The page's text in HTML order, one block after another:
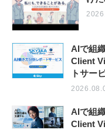
AIで組
Client
トサー
AIで組
Client